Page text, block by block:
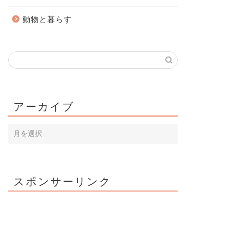
動物と暮らす
アーカイブ
スポンサーリンク